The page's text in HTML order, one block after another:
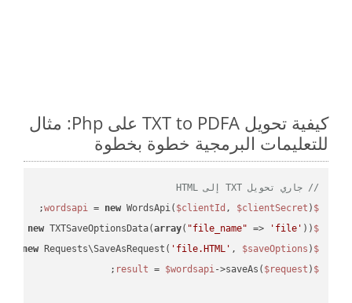
كيفية تحويل TXT to PDFA على Php: مثال
للتعليمات البرمجية خطوة بخطوة
// جاري تحويل TXT إلى HTML
$wordsapi
= new WordsApi( $clientId , $clientSecret );
$saveOptions
new TXTSaveOptionsData(array( "file_name" => 'file' ));
$request
new Requests\SaveAsRequest( 'file.HTML' , $saveOptions );
$result
= $wordsapi->saveAs( $request